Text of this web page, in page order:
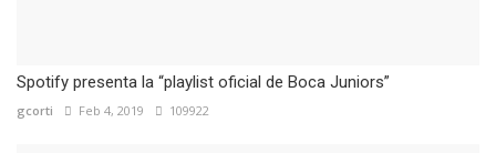
Spotify presenta la “playlist oficial de Boca Juniors”
gcorti Feb 4, 2019 109922